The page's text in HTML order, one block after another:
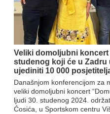
Veliki domoljubni koncert
studenog koji će u Zadru
ujediniti 10 000
Današnjom konferencijom za
veliki domoljubni koncert
ljudi 30. studenog 2024.
Ćosića, u Sportskom centru